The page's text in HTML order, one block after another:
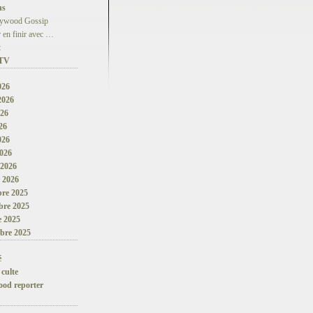
Gossip
en finir avec …
2025
2025
2025
2025
reporter